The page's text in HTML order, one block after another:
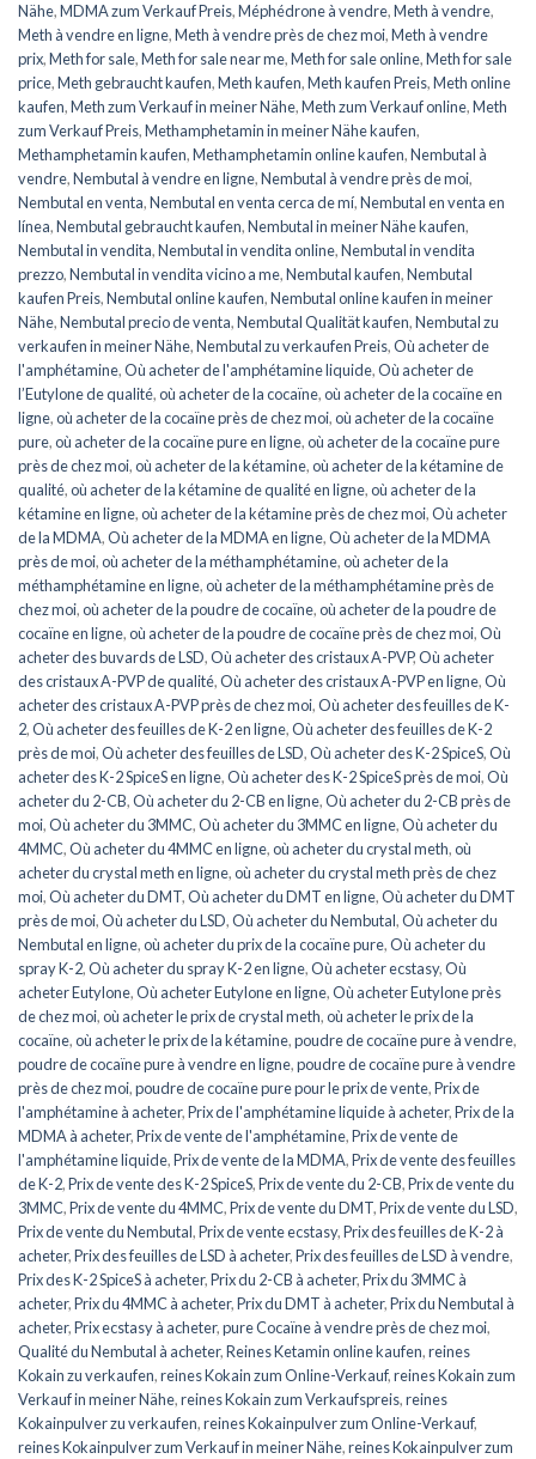
Nähe,MDMA zum Verkauf Preis,Méphédrone à vendre,Meth à vendre,
Meth à vendre en ligne,Meth à vendre près de chez moi,Meth à vendre
prix,Meth for sale,Meth for sale near me,Meth for sale online,Meth for sale
price,Meth gebraucht kaufen,Meth kaufen,Meth kaufen Preis,Meth online
kaufen,Meth zum Verkauf in meiner Nähe,Meth zum Verkauf online,Meth
zum Verkauf Preis,Methamphetamin in meiner Nähe kaufen,
Methamphetamin kaufen,Methamphetamin online kaufen,Nembutal à
vendre,Nembutal à vendre en ligne,Nembutal à vendre près de moi,
Nembutal en venta,Nembutal en venta cerca de mí,Nembutal en venta en
línea,Nembutal gebraucht kaufen,Nembutal in meiner Nähe kaufen,
Nembutal in vendita,Nembutal in vendita online,Nembutal in vendita
prezzo,Nembutal in vendita vicino a me,Nembutal kaufen,Nembutal
kaufen Preis,Nembutal online kaufen,Nembutal online kaufen in meiner
Nähe,Nembutal precio de venta,Nembutal Qualität kaufen,Nembutal zu
verkaufen in meiner Nähe,Nembutal zu verkaufen Preis,Où acheter de
l'amphétamine,Où acheter de l'amphétamine liquide,Où acheter de
l’Eutylone de qualité,où acheter de la cocaïne,où acheter de la cocaïne en
ligne,où acheter de la cocaïne près de chez moi,où acheter de la cocaïne
pure,où acheter de la cocaïne pure en ligne,où acheter de la cocaïne pure
près de chez moi,où acheter de la kétamine,où acheter de la kétamine de
qualité,où acheter de la kétamine de qualité en ligne,où acheter de la
kétamine en ligne,où acheter de la kétamine près de chez moi,Où acheter
de la MDMA,Où acheter de la MDMA en ligne,Où acheter de la MDMA
près de moi,où acheter de la méthamphétamine,où acheter de la
méthamphétamine en ligne,où acheter de la méthamphétamine près de
chez moi,où acheter de la poudre de cocaïne,où acheter de la poudre de
cocaïne en ligne,où acheter de la poudre de cocaïne près de chez moi,Où
acheter des buvards de LSD,Où acheter des cristaux A-PVP,Où acheter
des cristaux A-PVP de qualité,Où acheter des cristaux A-PVP en ligne,Où
acheter des cristaux A-PVP près de chez moi,Où acheter des feuilles de K-
2,Où acheter des feuilles de K-2 en ligne,Où acheter des feuilles de K-2
près de moi,Où acheter des feuilles de LSD,Où acheter des K-2 SpiceS,Où
acheter des K-2 SpiceS en ligne,Où acheter des K-2 SpiceS près de moi,Où
acheter du 2-CB,Où acheter du 2-CB en ligne,Où acheter du 2-CB près de
moi,Où acheter du 3MMC,Où acheter du 3MMC en ligne,Où acheter du
4MMC,Où acheter du 4MMC en ligne,où acheter du crystal meth,où
acheter du crystal meth en ligne,où acheter du crystal meth près de chez
moi,Où acheter du DMT,Où acheter du DMT en ligne,Où acheter du DMT
près de moi,Où acheter du LSD,Où acheter du Nembutal,Où acheter du
Nembutal en ligne,où acheter du prix de la cocaïne pure,Où acheter du
spray K-2,Où acheter du spray K-2 en ligne,Où acheter ecstasy,Où
acheter Eutylone,Où acheter Eutylone en ligne,Où acheter Eutylone près
de chez moi,où acheter le prix de crystal meth,où acheter le prix de la
cocaïne,où acheter le prix de la kétamine,poudre de cocaïne pure à vendre,
poudre de cocaïne pure à vendre en ligne,poudre de cocaïne pure à vendre
près de chez moi,poudre de cocaïne pure pour le prix de vente,Prix de
l'amphétamine à acheter,Prix de l'amphétamine liquide à acheter,Prix de la
MDMA à acheter,Prix de vente de l'amphétamine,Prix de vente de
l'amphétamine liquide,Prix de vente de la MDMA,Prix de vente des feuilles
de K-2,Prix de vente des K-2 SpiceS,Prix de vente du 2-CB,Prix de vente du
3MMC,Prix de vente du 4MMC,Prix de vente du DMT,Prix de vente du LSD,
Prix de vente du Nembutal,Prix de vente ecstasy,Prix des feuilles de K-2 à
acheter,Prix des feuilles de LSD à acheter,Prix des feuilles de LSD à vendre,
Prix des K-2 SpiceS à acheter,Prix du 2-CB à acheter,Prix du 3MMC à
acheter,Prix du 4MMC à acheter,Prix du DMT à acheter,Prix du Nembutal à
acheter,Prix ecstasy à acheter,pure Cocaïne à vendre près de chez moi,
Qualité du Nembutal à acheter,Reines Ketamin online kaufen,reines
Kokain zu verkaufen,reines Kokain zum Online-Verkauf,reines Kokain zum
Verkauf in meiner Nähe,reines Kokain zum Verkaufspreis,reines
Kokainpulver zu verkaufen,reines Kokainpulver zum Online-Verkauf,
reines Kokainpulver zum Verkauf in meiner Nähe,reines Kokainpulver zum